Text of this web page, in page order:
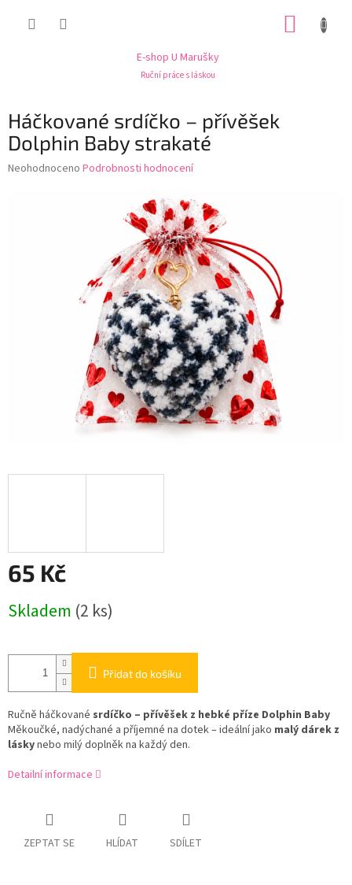
E-shop U Marušky
Ruční práce s láskou
Háčkované srdíčko – přívěšek
Dolphin Baby strakaté
Průměrné
Neohodnoceno Podrobnosti hodnocení
65 Kč
cena:
Skladem (2 ks)
Přidat do košíku
Ručně háčkované srdíčko – přívěšek z hebké příze Dolphin Baby
Měkoučké, nadýchané a příjemné na dotek – ideální jako malý dárek z
láskynebo milý doplněk na každý den.
Detailní informace
ZEPTAT SE HLÍDAT SDÍLET